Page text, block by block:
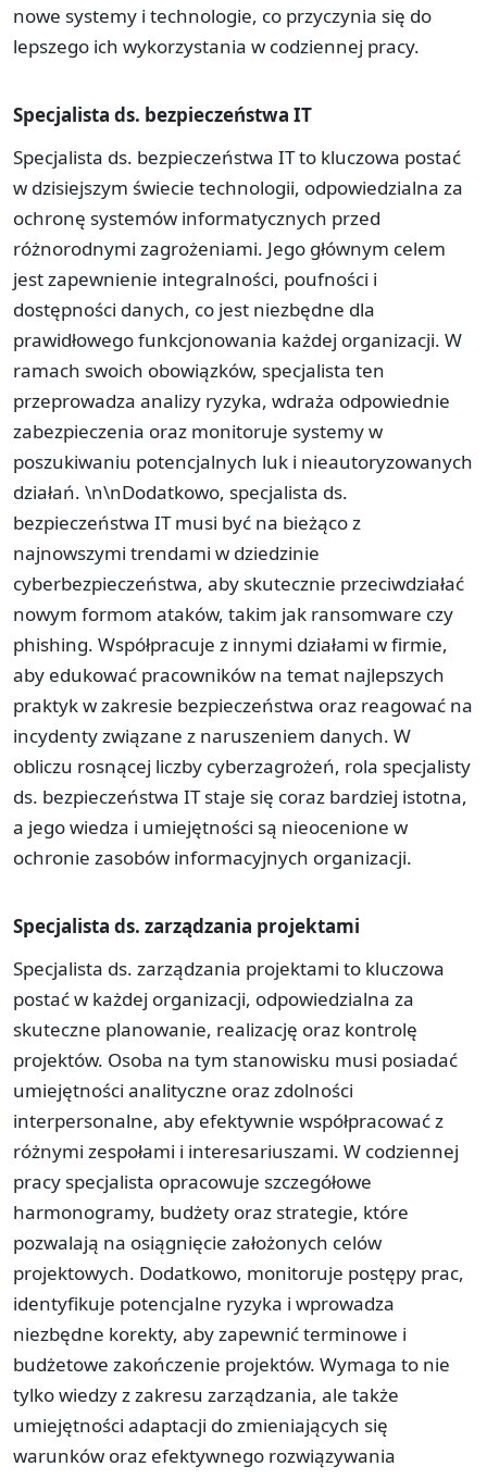
nowe systemy i technologie, co przyczynia się do
lepszego ich wykorzystania w codziennej pracy.
Specjalista ds. bezpieczeństwa IT
Specjalista ds. bezpieczeństwa IT to kluczowa postać
w dzisiejszym świecie technologii, odpowiedzialna za
ochronę systemów informatycznych przed
różnorodnymi zagrożeniami. Jego głównym celem
jest zapewnienie integralności, poufności i
dostępności danych, co jest niezbędne dla
prawidłowego funkcjonowania każdej organizacji. W
ramach swoich obowiązków, specjalista ten
przeprowadza analizy ryzyka, wdraża odpowiednie
zabezpieczenia oraz monitoruje systemy w
poszukiwaniu potencjalnych luk i nieautoryzowanych
działań. \n\nDodatkowo, specjalista ds.
bezpieczeństwa IT musi być na bieżąco z
najnowszymi trendami w dziedzinie
cyberbezpieczeństwa, aby skutecznie przeciwdziałać
nowym formom ataków, takim jak ransomware czy
phishing. Współpracuje z innymi działami w firmie,
aby edukować pracowników na temat najlepszych
praktyk w zakresie bezpieczeństwa oraz reagować na
incydenty związane z naruszeniem danych. W
obliczu rosnącej liczby cyberzagrożeń, rola specjalisty
ds. bezpieczeństwa IT staje się coraz bardziej istotna,
a jego wiedza i umiejętności są nieocenione w
ochronie zasobów informacyjnych organizacji.
Specjalista ds. zarządzania projektami
Specjalista ds. zarządzania projektami to kluczowa
postać w każdej organizacji, odpowiedzialna za
skuteczne planowanie, realizację oraz kontrolę
projektów. Osoba na tym stanowisku musi posiadać
umiejętności analityczne oraz zdolności
interpersonalne, aby efektywnie współpracować z
różnymi zespołami i interesariuszami. W codziennej
pracy specjalista opracowuje szczegółowe
harmonogramy, budżety oraz strategie, które
pozwalają na osiągnięcie założonych celów
projektowych. Dodatkowo, monitoruje postępy prac,
identyfikuje potencjalne ryzyka i wprowadza
niezbędne korekty, aby zapewnić terminowe i
budżetowe zakończenie projektów. Wymaga to nie
tylko wiedzy z zakresu zarządzania, ale także
umiejętności adaptacji do zmieniających się
warunków oraz efektywnego rozwiązywania